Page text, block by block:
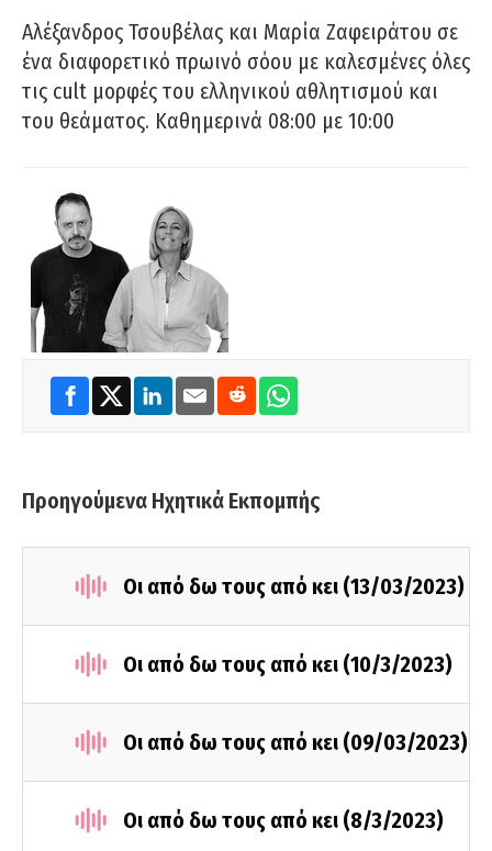
Αλέξανδρος Τσουβέλας και Μαρία Ζαφειράτου σε
ένα διαφορετικό πρωινό σόου με καλεσμένες όλες
τις cult μορφές του ελληνικού αθλητισμού και
του θεάματος. Καθημερινά 08:00 με 10:00
Προηγούμενα Ηχητικά Εκπομπής
Οι από δω τους από κει (13/03/2023)
Οι από δω τους από κει (10/3/2023)
Οι από δω τους από κει (09/03/2023)
Οι από δω τους από κει (8/3/2023)